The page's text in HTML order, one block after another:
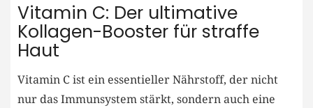
Vitamin C: Der ultimative
Kollagen-Booster für straffe
Haut
Vitamin C ist ein essentieller Nährstoff, der nicht
nur das Immunsystem stärkt, sondern auch eine